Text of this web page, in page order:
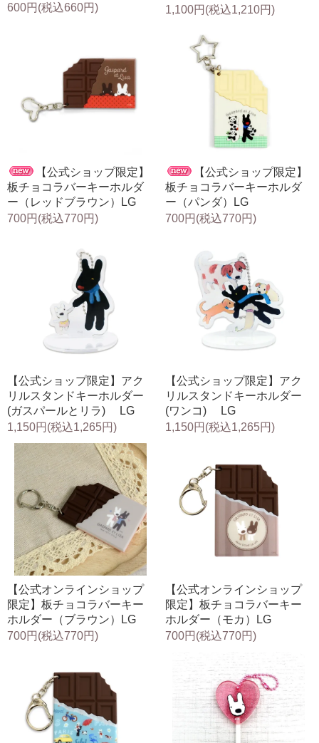
600円(税込660円)
1,100円(税込1,210円)
【公式ショップ限定】
板チョコラバーキーホルダ
ー（レッドブラウン）LG
700円(税込770円)
【公式ショップ限定】
板チョコラバーキーホルダ
ー（パンダ）LG
700円(税込770円)
【公式ショップ限定】アク
リルスタンドキーホルダー
(ガスパールとリラ) LG
1,150円(税込1,265円)
【公式ショップ限定】アク
リルスタンドキーホルダー
(ワンコ) LG
1,150円(税込1,265円)
【公式オンラインショップ
限定】板チョコラバーキー
ホルダー（ブラウン）LG
700円(税込770円)
【公式オンラインショップ
限定】板チョコラバーキー
ホルダー（モカ）LG
700円(税込770円)